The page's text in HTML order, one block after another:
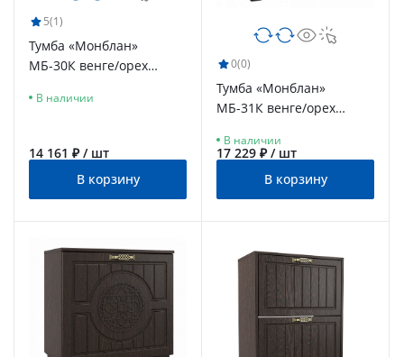
5(1)
Тумба «Монблан»
МБ-30К венге/орех
В наличии
14 161 ₽ / шт
В корзину
0(0)
Тумба «Монблан»
МБ-31К венге/орех
В наличии
17 229 ₽ / шт
В корзину